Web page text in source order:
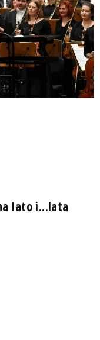
lato i...lata